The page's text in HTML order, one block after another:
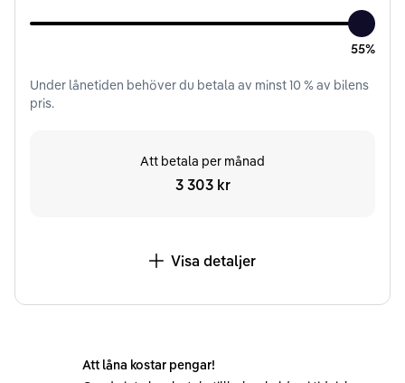
55%
Under lånetiden behöver du betala av minst10% av bilens
pris.
Att betala per månad
3 303 kr
Visa detaljer
Att låna kostar pengar!